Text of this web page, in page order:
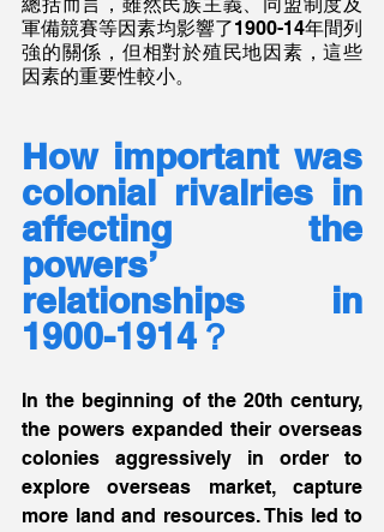
軍備競賽等因素均影響了1900-14年間列
強的關係，但相對於殖民地因素，這些
因素的重要性較小。
How important was
colonial rivalries in
affecting the
powers’
relationships in
1900-1914？
In the beginning of the 20th century,
the powers expanded their overseas
colonies aggressively in order to
explore overseas market, capture
more land and resources. This led to